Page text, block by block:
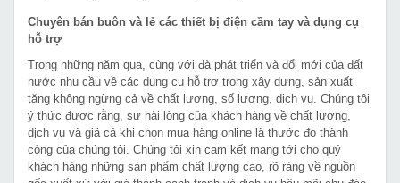
Chuyên bán buôn và lẻ các thiết bị điện cầm tay và dụng cụ
hỗ trợ
Trong những năm qua, cùng với đà phát triển và đổi mới của đất
nước nhu cầu về các dụng cụ hỗ trợ trong xây dựng, sản xuất
tăng không ngừng cả về chất lượng, số lượng, dịch vụ. Chúng tôi
ý thức được rằng, sự hài lòng của khách hàng về chất lượng,
dịch vụ và giá cả khi chọn mua hàng online là thước đo thành
công của chúng tôi. Chúng tôi xin cam kết mang tới cho quý
khách hàng những sản phẩm chất lượng cao, rõ ràng về nguồn